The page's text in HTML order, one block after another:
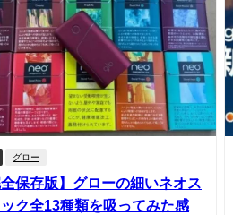
グロー
全保存版】グローの細いネオス
ク全13種類を吸ってみた感